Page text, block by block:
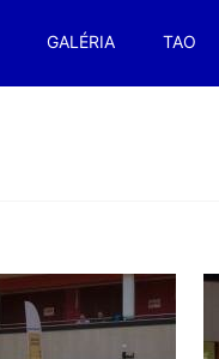
GALÉRIA TAO